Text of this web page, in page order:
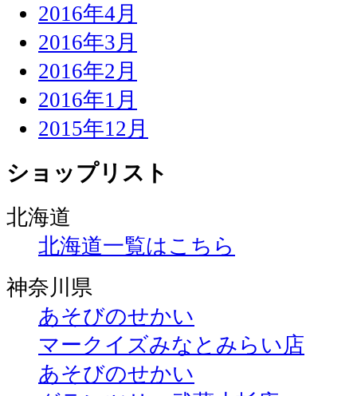
2016年4月
2016年3月
2016年2月
2016年1月
2015年12月
ショップリスト
北海道
北海道一覧はこちら
神奈川県
あそびのせかい
マークイズみなとみらい店
あそびのせかい